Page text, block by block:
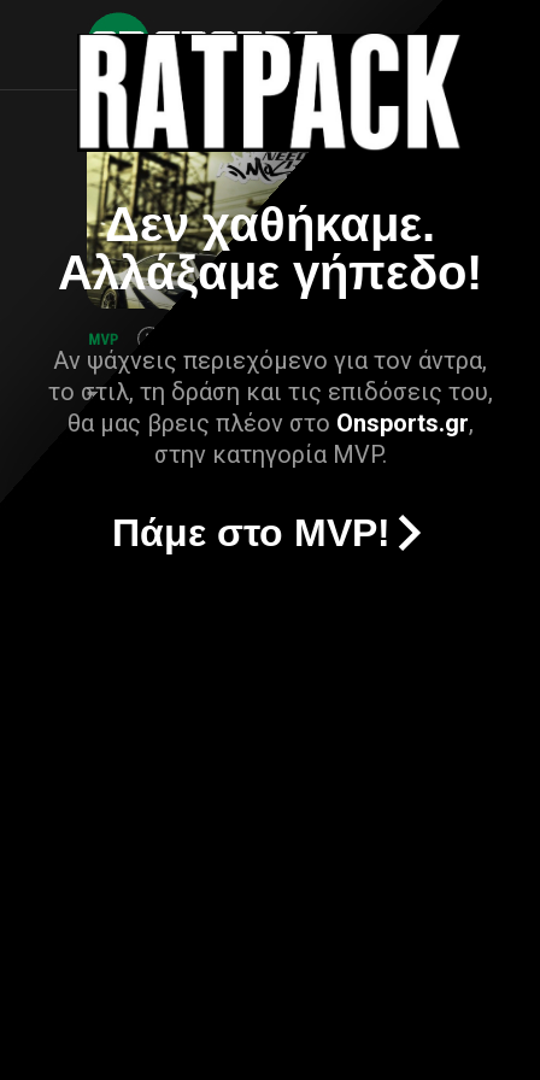
Δεν χαθήκαμε.
Αλλάξαμε γήπεδο!
Αν ψάχνεις περιεχόμενο για τον άντρα,
το στιλ, τη δράση και τις επιδόσεις του,
θα μας βρεις πλέον στο Onsports.gr,
στην κατηγορία MVP.
Πάμε στο MVP!